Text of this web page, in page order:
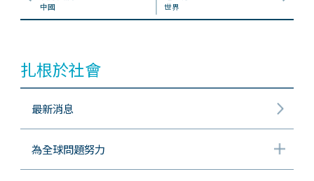
中國 世界
扎根於社會
最新消息
為全球問題努力